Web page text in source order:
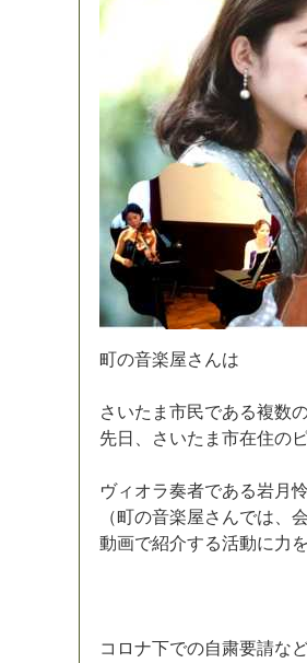
町の音楽屋さ んは
さ いた ま 市民である複数
先日 さ いた ま 市在住の
ヴィ オラ奏者である岩月怜
（町の音楽屋さ んでは 会
動画で紹介する活動に力 を
コ ロナ下での自粛要請な